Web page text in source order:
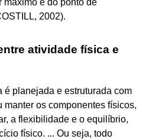
2002).
atividade física e
é planejada e estruturada com
manter os componentes físicos,
a flexibilidade e o equilíbrio,
físico. ... Ou seja, todo